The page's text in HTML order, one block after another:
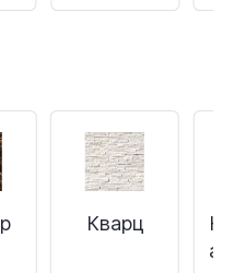
Кварц